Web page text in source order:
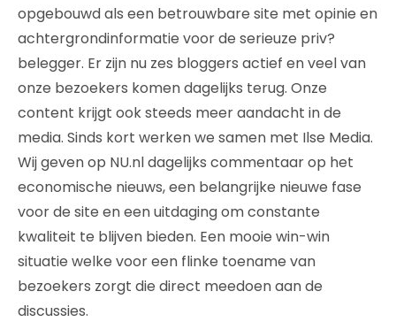
opgebouwd als een betrouwbare site met opinie en
achtergrondinformatie voor de serieuze priv?
belegger. Er zijn nu zes bloggers actief en veel van
onze bezoekers komen dagelijks terug. Onze
content krijgt ook steeds meer aandacht in de
media. Sinds kort werken we samen met Ilse Media.
Wij geven op NU.nl dagelijks commentaar op het
economische nieuws, een belangrijke nieuwe fase
voor de site en een uitdaging om constante
kwaliteit te blijven bieden. Een mooie win-win
situatie welke voor een flinke toename van
bezoekers zorgt die direct meedoen aan de
discussies.